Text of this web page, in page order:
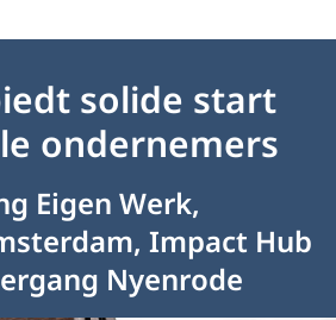
solide start
ondernemers
Eigen Werk,
Impact Hub
Nyenrode